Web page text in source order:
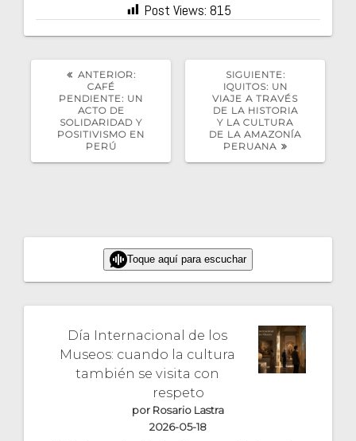
Post Views: 815
ANTERIOR:POST
CAFÉ
PENDIENTE: UN
ACTO DE
SOLIDARIDAD Y
POSITIVISMO EN
PERÚ
SIGUIENTE:SIGUIENTE
POST:
IQUITOS: UN
VIAJE A TRAVÉS
DE LA HISTORIA
Y LA CULTURA
DE LA AMAZONÍA
PERUANA
Toque aquí para escuchar
Día Internacional de los
Museos: cuando la cultura
también se visita con
respeto
por Rosario Lastra
2026-05-18